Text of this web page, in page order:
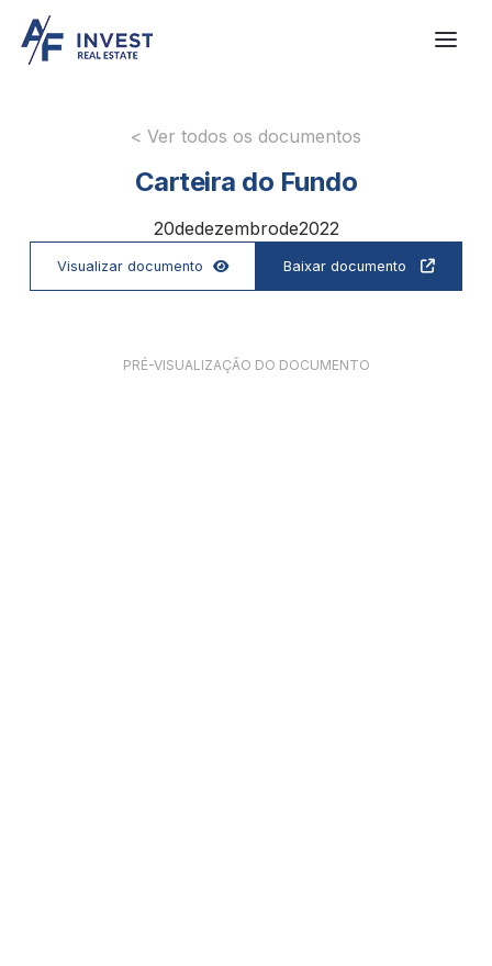
< Ver todos os documentos
Carteira do Fundo
20dedezembrode2022
Visualizar documento  Baixar documento 
PRÉ-VISUALIZAÇÃO DO DOCUMENTO